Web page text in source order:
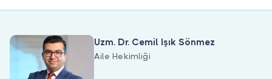
Hastalar için
Doktorlar için
Uzm. Dr. Cemil Işık Sönmez
Aile Hekimliği